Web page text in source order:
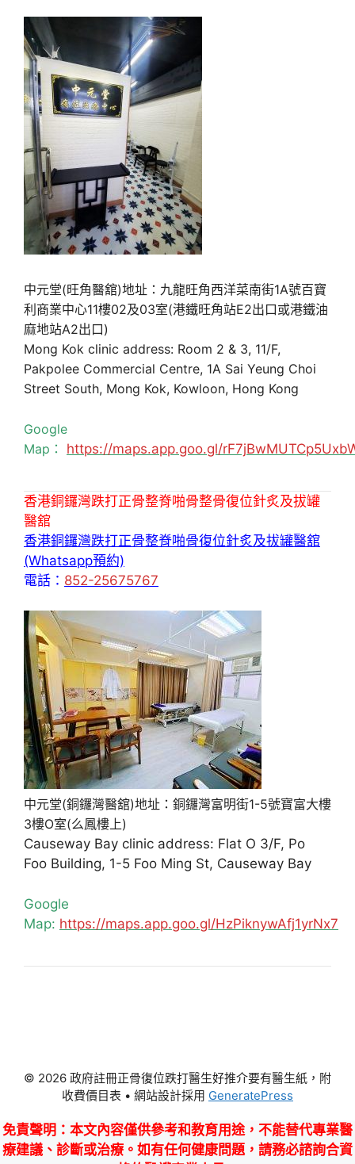
中元堂(旺角醫舘)地址：九龍旺角西洋菜南街1A號百寶
利商業中心11樓02及03室(港鐵旺角站E2出口或港鐵油
麻地站A2出口)
Mong Kok clinic address: Room 2 & 3, 11/F,
Pakpolee Commercial Centre, 1A Sai Yeung Choi
Street South, Mong Kok, Kowloon, Hong Kong
Google
Map： https://maps.app.goo.gl/
香港銅鑼灣跌打正骨整脊啪骨整骨復位針炙及拔罐
醫舘
香港銅鑼灣跌打正骨整脊啪骨復位針炙及拔罐醫舘
(Whatsapp預約)
電話： 852-25675767
中元堂(銅鑼灣醫舘)地址：銅鑼灣富明街1-5號寶富大樓
3樓O室(么鳳樓上)
Causeway Bay clinic address: Flat O 3/F, Po
Foo Building, 1-5 Foo Ming St, Causeway Bay
Google
Map: https://maps.app.goo.gl/HzPiknywAfj1yrNx7
© 2026 政府註冊正骨復位跌打醫生好推介要有醫生紙，附
收費價目表 • 網站設計採用 GeneratePress
免責聲明 ：本文內容僅供參考和教育用途，不能替代專業醫
療建議、診斷或治療。如有任何健康問題，請務必諮詢合資